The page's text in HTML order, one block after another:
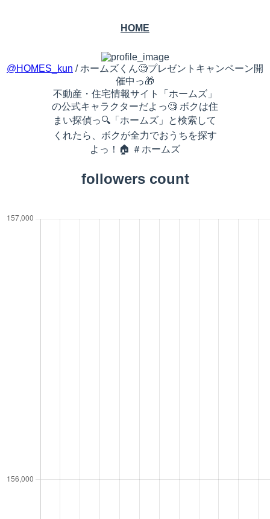
HOME
@HOMES_kun / ホームズくん🧐プレゼントキャンペーン開
催中っ🎁
不動産・住宅情報サイト「ホームズ」
の公式キャラクターだよっ🧐 ボクは住
まい探偵っ🔍「ホームズ」と検索して
くれたら、ボクが全力でおうちを探す
よっ！🏠 ＃ホームズ
followers count